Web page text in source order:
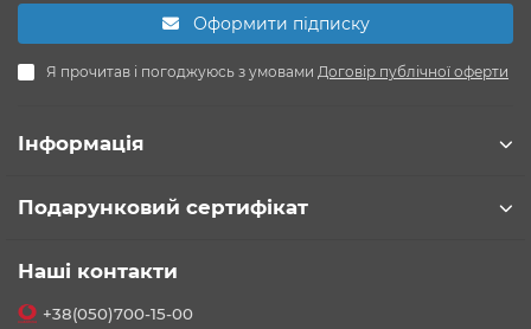
Оформити підписку
Я прочитав і погоджуюсь з умовами Договір публічної оферти
Інформація
Подарунковий сертифікат
Наші контакти
+38(050)700-15-00